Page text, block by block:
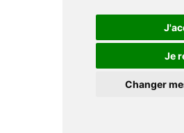
Je
Changer